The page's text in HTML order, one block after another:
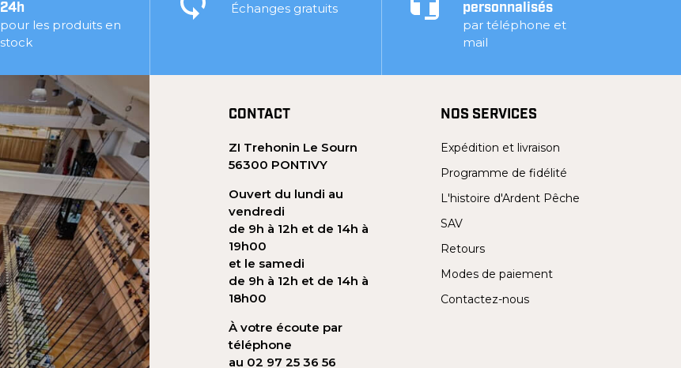
24h
pour les produits en
stock
Échanges gratuits
personnalisés
par téléphone et
mail
CONTACT
ZI Trehonin Le Sourn
56300 PONTIVY
Ouvert du lundi au
vendredi
de 9h à 12h et de 14h à
19h00
et le samedi
de 9h à 12h et de 14h à
18h00
À votre écoute par
téléphone
au 02 97 25 36 56
NOS SERVICES
Expédition et livraison
Programme de fidélité
L'histoire d'Ardent Pêche
SAV
Retours
Modes de paiement
Contactez-nous